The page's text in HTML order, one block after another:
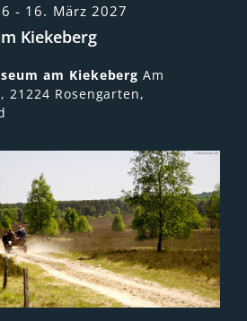
- 16. März 2027
Kiekeberg
am KiekebergAm
21224 Rosengarten,